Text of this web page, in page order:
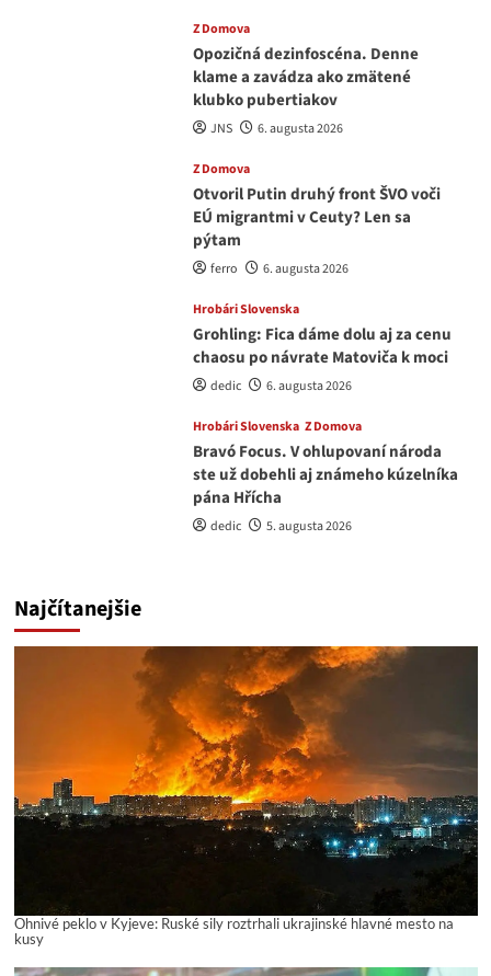
Z Domova
Opozičná dezinfoscéna. Denne
klame a zavádza ako zmätené
klubko pubertiakov
JNS 6. augusta 2026
Z Domova
Otvoril Putin druhý front ŠVO voči
EÚ migrantmi v Ceuty? Len sa
pýtam
ferro 6. augusta 2026
Hrobári Slovenska
Grohling: Fica dáme dolu aj za cenu
chaosu po návrate Matoviča k moci
dedic 6. augusta 2026
Hrobári Slovenska Z Domova
Bravó Focus. V ohlupovaní národa
ste už dobehli aj známeho kúzelníka
pána Hřícha
dedic 5. augusta 2026
Najčítanejšie
Ohnivé peklo v Kyjeve: Ruské sily roztrhali ukrajinské hlavné mesto na
kusy